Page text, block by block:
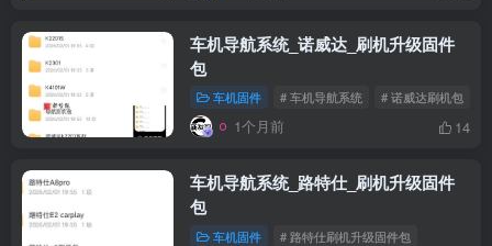
车机导航系统_诺威达_刷机升级固件
包
车机固件 # 车机导航系统 # 诺威达刷机包
1个月前 14
车机导航系统_路特仕_刷机升级固件
包
车机固件 # 路特仕刷机升级固件包